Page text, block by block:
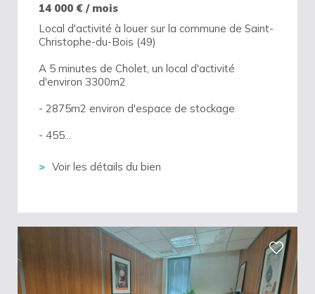
14 000 € / mois
Local d'activité à louer sur la commune de Saint-
Christophe-du-Bois (49)
A 5 minutes de Cholet, un local d'activité
d'environ 3300m2
- 2875m2 environ d'espace de stockage
- 455...
Voir les détails du bien